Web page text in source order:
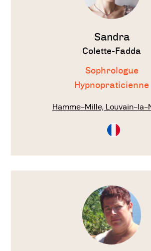
Sandra
Colette-Fadda
Sophrologue
Hypnopraticienne
Hamme-Mille, Louvain-la-
Consultation
en
Voir